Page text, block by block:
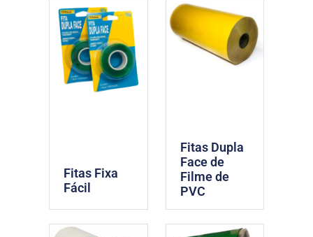
Fitas Fixa
Fácil
Fitas Dupla
Face de
Filme de
PVC